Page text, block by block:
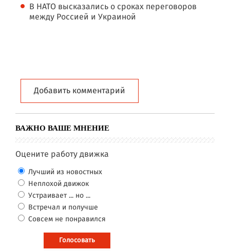
В НАТО высказались о сроках переговоров
между Россией и Украиной
Добавить комментарий
ВАЖНО ВАШЕ МНЕНИЕ
Оцените работу движка
Лучший из новостных
Неплохой движок
Устраивает ... но ...
Встречал и получше
Совсем не понравился